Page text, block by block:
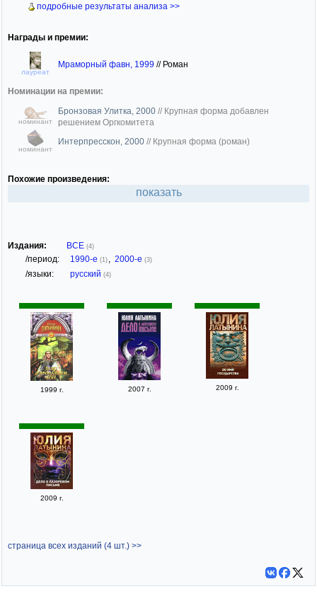
подробные результаты анализа >>
Награды и премии:
лауреат
Мраморный фавн, 1999 // Роман
Номинации на премии:
номинант
Бронзовая Улитка, 2000 // Крупная форма добавлен
решением Оргкомитета
номинант
Интерпресскон, 2000 // Крупная форма (роман)
Похожие произведения:
показать
Издания: ВСЕ (4)
/период: 1990-е (1) , 2000-е (3)
/языки: русский (4)
1999 г. 2007 г. 2009 г.
2009 г.
страница всех изданий (4 шт.) >>